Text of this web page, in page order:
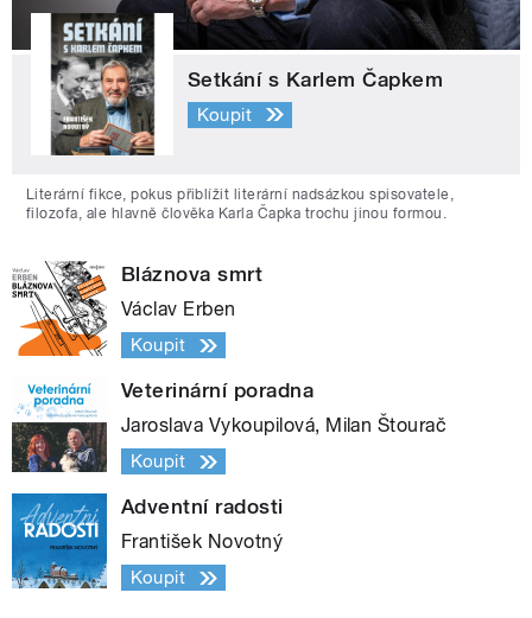
Setkání s Karlem Čapkem
Koupit
Literární fikce, pokus přiblížit literární nadsázkou spisovatele,
filozofa, ale hlavně člověka Karla Čapka trochu jinou formou.
Bláznova smrt
Václav Erben
Koupit
Veterinární poradna
Jaroslava Vykoupilová, Milan Štourač
Koupit
Adventní radosti
František Novotný
Koupit